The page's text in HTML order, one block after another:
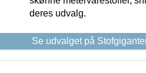
deres udvalg.
Se udvalget på